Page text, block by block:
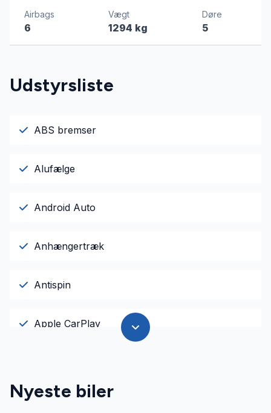
Airbags
6
Vægt
1294 kg
Døre
5
Udstyrsliste
ABS bremser
Alufælge
Android Auto
Anhængertræk
Antispin
Apple CarPlay
Auto. start/stop
Nyeste biler